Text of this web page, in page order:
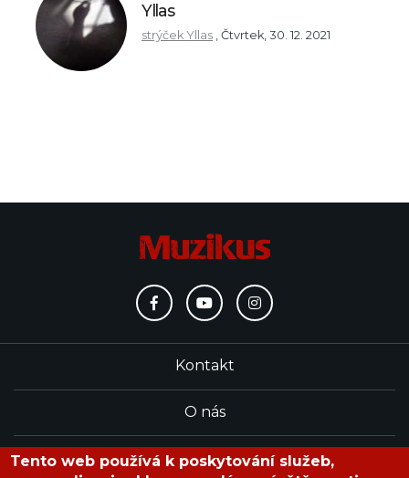
Yllas
strýček Yllas , Čtvrtek, 30. 12. 2021
Kontakt
O nás
Redakce
Tento web používá k poskytování služeb,